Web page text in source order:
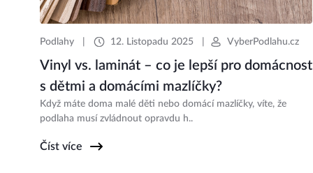
Podlahy 12. Listopadu 2025 VyberPodlahu.cz
Vinyl vs. laminát – co je lepší pro domácnost
s dětmi a domácími mazlíčky?
Když máte doma malé děti nebo domácí mazlíčky, víte, že
podlaha musí zvládnout opravdu h..
Číst více